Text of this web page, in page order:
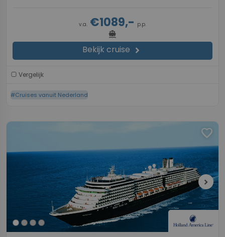
v.a. €1089,- p.p.
directions_boat
Bekijk cruise chevron_right
Vergelijk
#Cruises vanuit Nederland
favorite
chevron_right